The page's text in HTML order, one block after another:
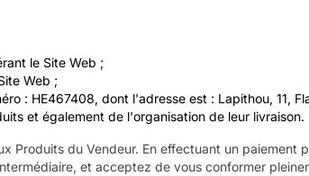
le Site Web ;
Web ;
: HE467408, dont l'adresse est : Lapithou, 11,
et également de l'organisation de leur livraison.
du Vendeur. En effectuant un paiement
et acceptez de vous conformer